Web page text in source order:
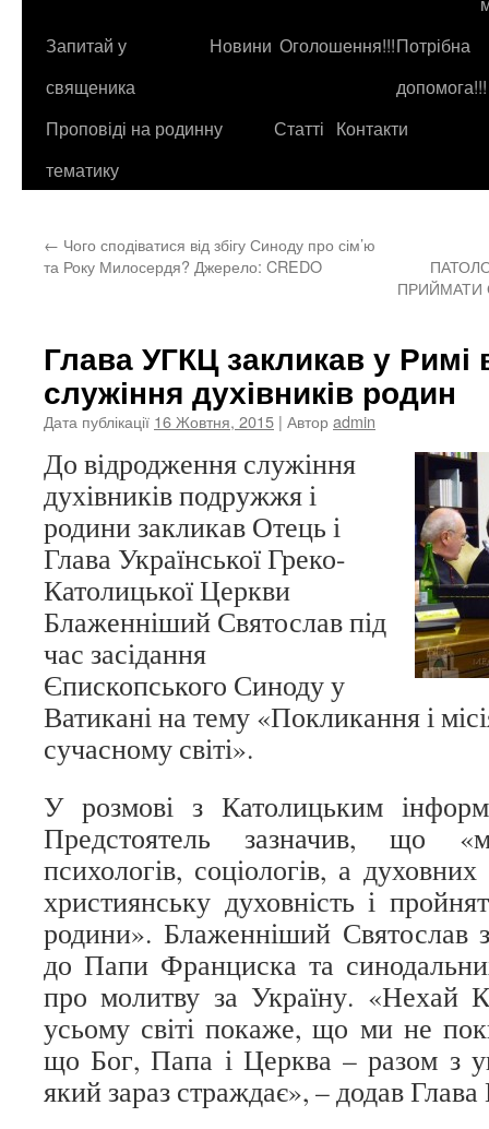
контенту
Запитай у
священика
Новини Оголошення!!!Потрібна
допомога!!!
Проповіді на родинну
тематику
Статті Контакти
← Чого сподіватися від збігу Синоду про сім’ю
та Року Милосердя? Джерело: CREDO
ПРИЙМАТИ
Глава УГКЦ закликав у Римі
служіння духівників родин
Дата публікації 16 Жовтня, 2015 | Авторadmin
До відродження служіння
духівників подружжя і
родини закликав Отець і
Глава Української Греко-
Католицької Церкви
Блаженніший Святослав під
час засідання
Єпископського Синоду у
Ватикані на тему «Покликання і
сучасному світі».
У розмові з Католицьким
Предстоятель зазначив, що
психологів, соціологів, а
християнську духовність і
родини». Блаженніший Святослав
до Папи Франциска та
про молитву за Україну. «Нехай
усьому світі покаже, що ми не
що Бог, Папа і Церква – разом з
який зараз страждає», – додав